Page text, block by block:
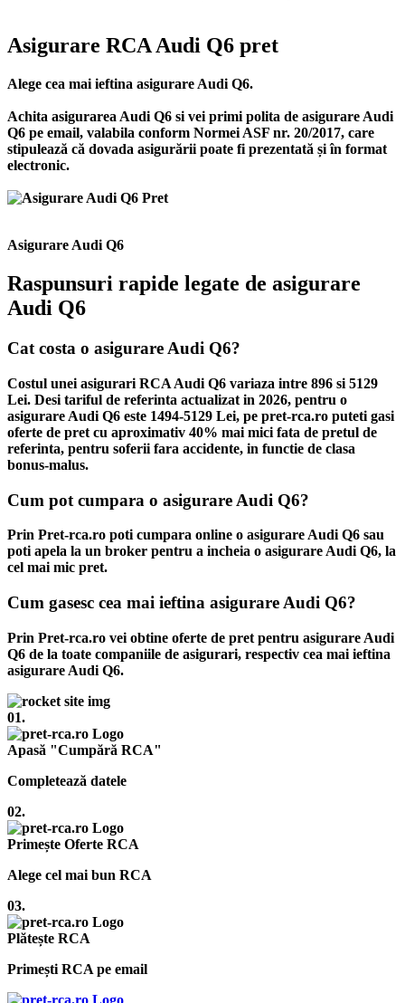
Asigurare RCA Audi Q6 pret
Alege cea mai ieftina asigurare Audi Q6.
Achita asigurarea Audi Q6 si vei primi polita de asigurare Audi
Q6 pe email, valabila conform Normei ASF nr. 20/2017, care
stipulează că dovada asigurării poate fi prezentată și în format
electronic.
Asigurare Audi Q6
Raspunsuri rapide legate de asigurare
Audi Q6
Cat costa o asigurare Audi Q6?
Costul unei asigurari RCA Audi Q6 variaza intre 896 si 5129
Lei. Desi tariful de referinta actualizat in 2026, pentru o
asigurare Audi Q6 este 1494-5129 Lei, pe pret-rca.ro puteti gasi
oferte de pret cu aproximativ 40% mai mici fata de pretul de
referinta, pentru soferii fara accidente, in functie de clasa
bonus-malus.
Cum pot cumpara o asigurare Audi Q6?
Prin Pret-rca.ro poti cumpara online o asigurare Audi Q6 sau
poti apela la un broker pentru a incheia o asigurare Audi Q6, la
cel mai mic pret.
Cum gasesc cea mai ieftina asigurare Audi Q6?
Prin Pret-rca.ro vei obtine oferte de pret pentru asigurare Audi
Q6 de la toate companiile de asigurari, respectiv cea mai ieftina
asigurare Audi Q6.
01.
Apasă "Cumpără RCA"
Completează datele
02.
Primește Oferte RCA
Alege cel mai bun RCA
03.
Plătește RCA
Primești RCA pe email